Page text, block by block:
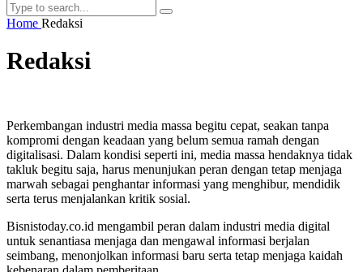
Home Redaksi
Redaksi
Perkembangan industri media massa begitu cepat, seakan tanpa
kompromi dengan keadaan yang belum semua ramah dengan
digitalisasi. Dalam kondisi seperti ini, media massa hendaknya tidak
takluk begitu saja, harus menunjukan peran dengan tetap menjaga
marwah sebagai penghantar informasi yang menghibur, mendidik
serta terus menjalankan kritik sosial.
Bisnistoday.co.id mengambil peran dalam industri media digital
untuk senantiasa menjaga dan mengawal informasi berjalan
seimbang, menonjolkan informasi baru serta tetap menjaga kaidah